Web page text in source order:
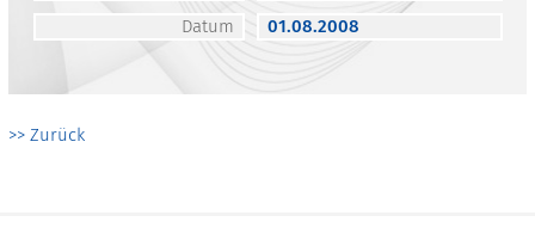
Datum
01.08.2008
>> Zurück